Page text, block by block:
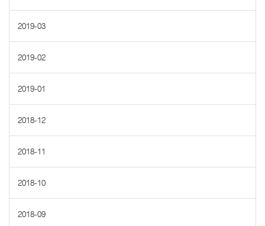
2019-03
2019-02
2019-01
2018-12
2018-11
2018-10
2018-09